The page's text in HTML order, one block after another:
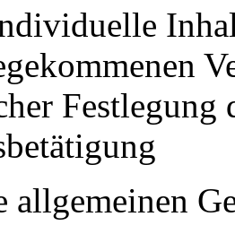
Festlegung
allgemeinen